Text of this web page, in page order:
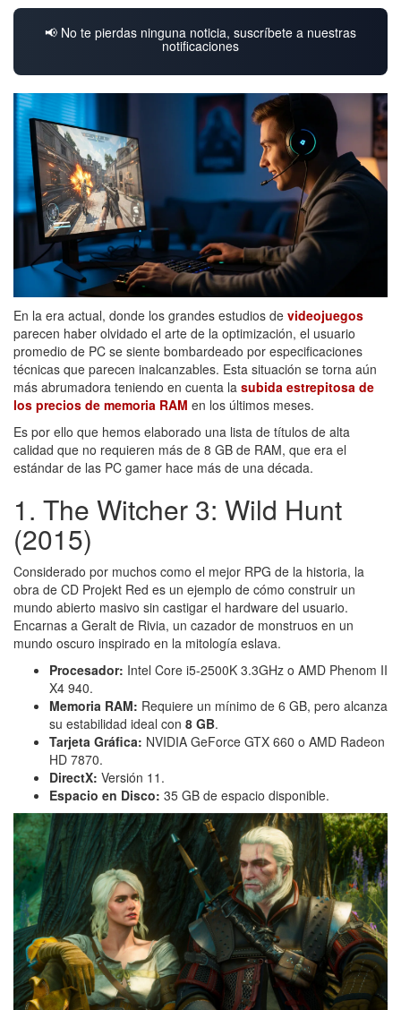
📢 No te pierdas ninguna noticia, suscríbete a nuestras
notificaciones
En la era actual, donde los grandes estudios de videojuegos
parecen haber olvidado el arte de la optimización, el usuario
promedio de PC se siente bombardeado por especificaciones
técnicas que parecen inalcanzables. Esta situación se torna aún
más abrumadora teniendo en cuenta la subida estrepitosa de
los precios de memoria RAM en los últimos meses.
Es por ello que hemos elaborado una lista de títulos de alta
calidad que no requieren más de 8 GB de RAM, que era el
estándar de las PC gamer hace más de una década.
1. The Witcher 3: Wild Hunt
(2015)
Considerado por muchos como el mejor RPG de la historia, la
obra de CD Projekt Red es un ejemplo de cómo construir un
mundo abierto masivo sin castigar el hardware del usuario.
Encarnas a Geralt de Rivia, un cazador de monstruos en un
mundo oscuro inspirado en la mitología eslava.
Procesador: Intel Core i5-2500K 3.3GHz o AMD Phenom II
X4 940.
Memoria RAM: Requiere un mínimo de 6 GB, pero alcanza
su estabilidad ideal con 8 GB.
Tarjeta Gráfica: NVIDIA GeForce GTX 660 o AMD Radeon
HD 7870.
DirectX: Versión 11.
Espacio en Disco: 35 GB de espacio disponible.